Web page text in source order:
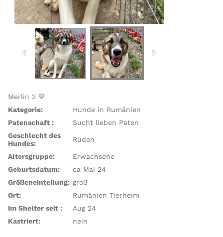
Merlin 2 💙
Kategorie:
Hunde in Rumänien
Patenschaft :
Sucht lieben Paten
Geschlecht des
Hundes:
Rüden
Altersgruppe:
Erwachsene
Geburtsdatum:
ca Mai 24
Größeneinteilung: groß
Ort:
Rumänien Tierheim
Im Shelter seit :
Aug 24
Kastriert:
nein